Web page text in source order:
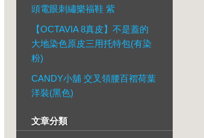
頭電眼刺繡樂福鞋 紫
【OCTAVIA 8真皮】不是蓋的
大地染色原皮三用托特包(有染
粉)
CANDY小舖 交叉領腰百褶荷葉
洋裝(黑色)
文章分類